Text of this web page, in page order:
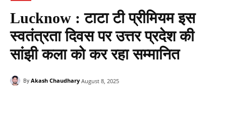
Lucknow : टाटा टी प्रीमियम इस
स्वतंत्रता दिवस पर उत्तर प्रदेश की
सांझी कला को कर रहा सम्मानित
By Akash Chaudhary August 8, 2025